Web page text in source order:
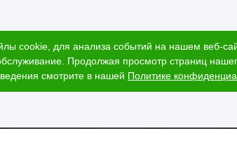
cookie, для анализа событий на нашем веб-
Продолжая просмотр страниц
смотрите в нашей Политике